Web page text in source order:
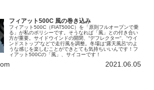
フィアット500C 風の巻き込み
フィアット500C（FIAT500C）を「原則フルオープンで乗
る」が私のポリシーです。そうなれば「風」との付き合い
方が重要。サイドウインドの開閉、“デフレクター“、“ウイ
ンドストップ“などで走行風を調整。冬場は“露天風呂“のよ
うな感じを楽しむことができとても気持ちいいんです！フ
ィアット500Cの「風」、サイコーです！
2021.06.05